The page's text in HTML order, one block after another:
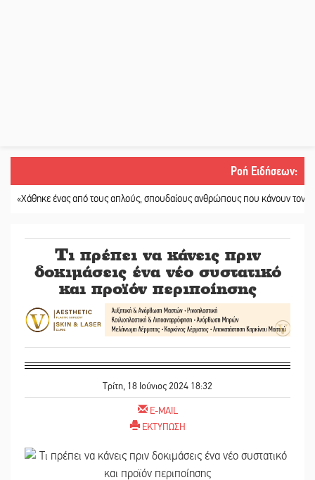
Ροή Ειδήσεων:
ένας από τους απλούς, σπουδαίους ανθρώπους που κάνουν τον κόσμο
Τι πρέπει να κάνεις πριν
δοκιμάσεις ένα νέο συστατικό
και προϊόν περιποίησης
Τρίτη, 18 Ιούνιος 2024 18:32
E-MAIL
ΕΚΤΥΠΩΣΗ